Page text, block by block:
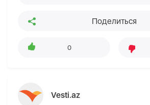
Поделиться
0
Vesti.az